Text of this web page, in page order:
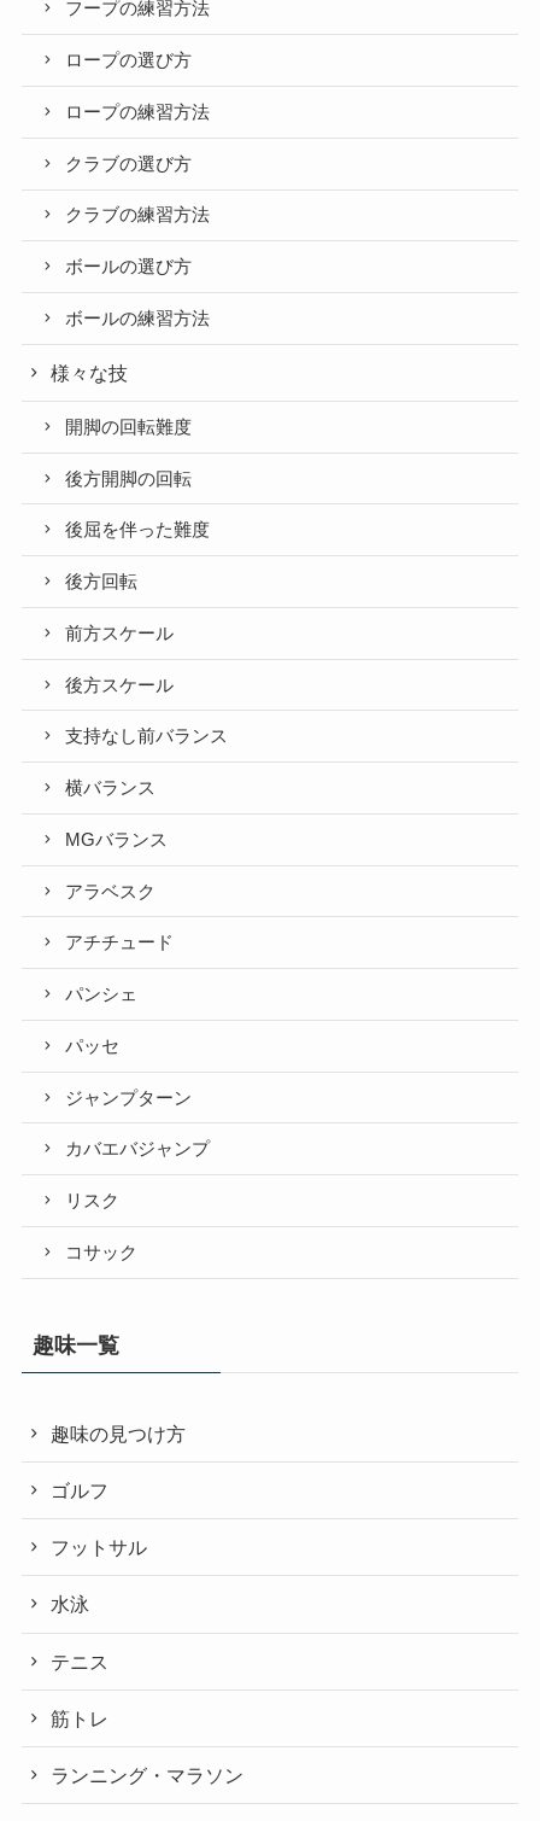
フープの練習方法
ロープの選び方
ロープの練習方法
クラブの選び方
クラブの練習方法
ボールの選び方
ボールの練習方法
様々な技
開脚の回転難度
後方開脚の回転
後屈を伴った難度
後方回転
前方スケール
後方スケール
支持なし前バランス
横バランス
MGバランス
アラベスク
アチチュード
パンシェ
パッセ
ジャンプターン
カバエバジャンプ
リスク
コサック
趣味一覧
趣味の見つけ方
ゴルフ
フットサル
水泳
テニス
筋トレ
ランニング・マラソン